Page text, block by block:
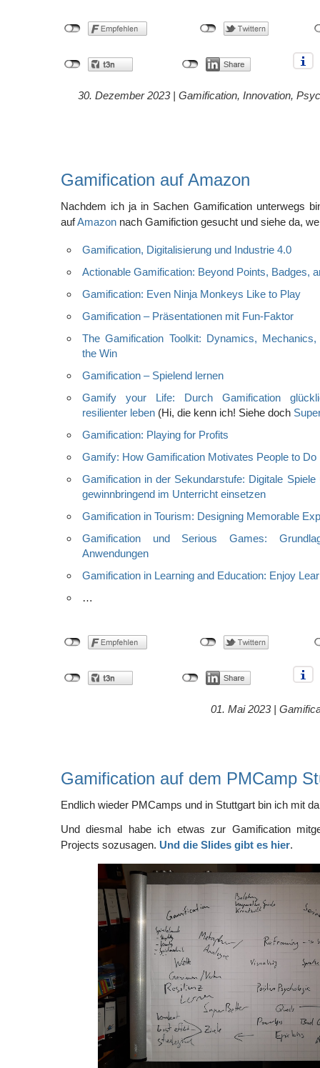
30. Dezember 2023 | Gamification, Innovation,
Gamification auf Amazon
Nachdem ich ja in Sachen Gamification unterwegs
aufAmazon nach Gamifiction gesucht und siehe da,
Gamification, Digitalisierung und Industrie 4.0
Actionable Gamification: Beyond Points, Badges,
Gamification: Even Ninja Monkeys Like to Play
Gamification – Präsentationen mit Fun-Faktor
The Gamification Toolkit: Dynamics,
the Win
Gamification – Spielend lernen
Gamify your Life: Durch Gamification
resilienter leben (Hi, die kenn ich! Siehe doch
Gamification: Playing for Profits
Gamify: How Gamification Motivates People to
Gamification in der Sekundarstufe: Digitale Spiele
gewinnbringend im Unterricht einsetzen
Gamification in Tourism: Designing Memorable
Gamification und Serious Games:
Anwendungen
Gamification in Learning and Education: Enjoy
…
01. Mai 2023 |
Gamification auf dem PMCamp
Endlich wieder PMCamps und in Stuttgart bin ich mit
Und diesmal habe ich etwas zur Gamification
Projects sozusagen. Und die Slides gibt es hier.